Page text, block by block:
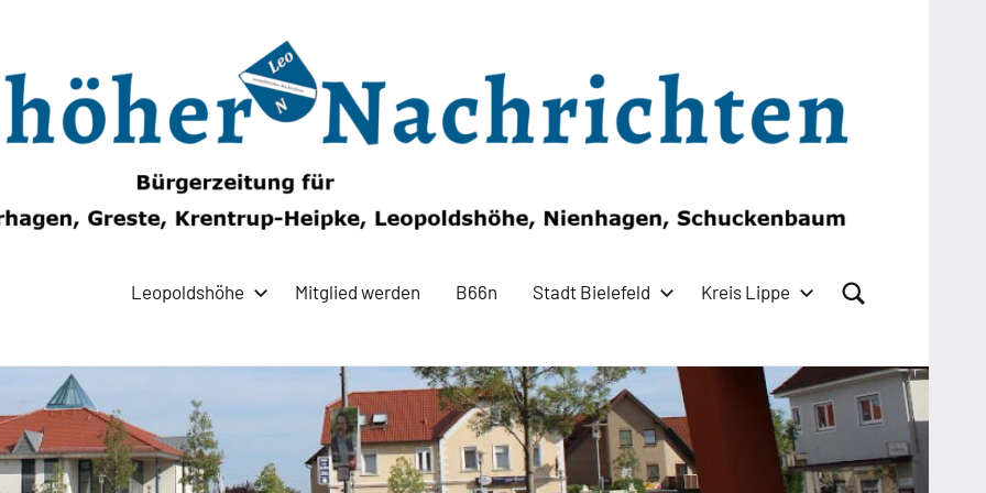
Leopoldshöhe Mitglied werden B66n Stadt Bielefeld Kreis Lippe